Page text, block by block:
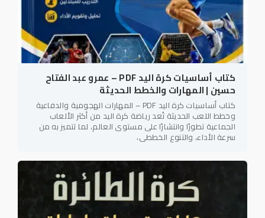
كتاب أساسيات كرة اليد PDF – عمرو عبد الفتاح
حسين | المهارات والخطط الحديثة
كتاب أساسيات كرة اليد PDF – المهارات الهجومية والدفاعية
وخطط اللعب الحديثة تُعد رياضة كرة اليد من أكثر الألعاب
الجماعية تطورًا وانتشارًا على مستوى العالم، لما تتميز به من
سرعة الأداء، والتنوع الخططي،